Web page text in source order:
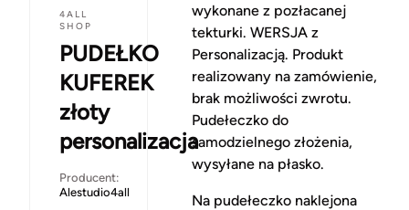
4ALL
SHOP
PUDEŁKO
KUFEREK
złoty
personalizacja
Producent:
Alestudio4all
wykonane z pozłacanej
tekturki. WERSJA z
Personalizacją. Produkt
realizowany na zamówienie,
brak możliwości zwrotu.
Pudełeczko do
samodzielnego złożenia,
wysyłane na płasko.
Na pudełeczko naklejona